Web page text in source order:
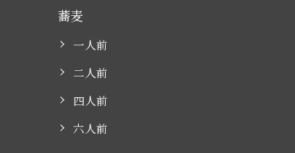
蕎麦
一人前
二人前
四人前
六人前